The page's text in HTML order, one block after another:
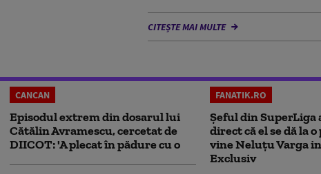
CITEȘTE MAI MULTE
CANCAN
Episodul extrem din dosarul lui
Cătălin Avramescu, cercetat de
DIICOT: 'A plecat în pădure cu o
FANATIK.RO
Șeful din SuperLiga
direct că el se dă la
vine Neluțu Varga
Exclusiv